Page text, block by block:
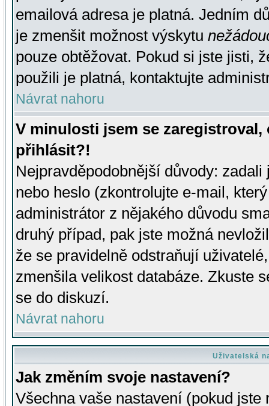
emailová adresa je platná. Jedním
je zmenšit možnost výskytu
pouze obtěžovat. Pokud si jste jisti,
použili je platná, kontaktujte
Návrat nahoru
V minulosti jsem se
přihlásit?!
Nejpravděpodobnější důvody:
nebo heslo (zkontrolujte e-mail,
administrátor z nějakého důvodu
druhý případ, pak jste možná
že se pravidelně odstraňují
zmenšila velikost databáze. Zkuste
se do diskuzí.
Návrat nahoru
Uživatelská
Jak změním svoje nastavení?
Všechna vaše nastavení (pokud